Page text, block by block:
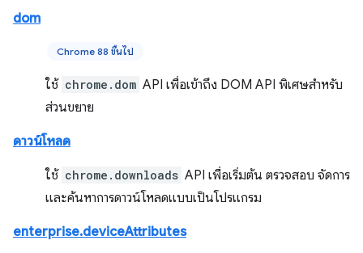
dom
Chrome 88 ขึ้นไป
ใช้ chrome.dom API เพื่อเข้าถึง DOM API พิเศษสำหรับ
ส่วนขยาย
ดาวน์โหลด
ใช้ chrome.downloads API เพื่อเริ่มต้น ตรวจสอบ จัดการ
และค้นหาการดาวน์โหลดแบบเป็นโปรแกรม
enterprise.deviceAttributes